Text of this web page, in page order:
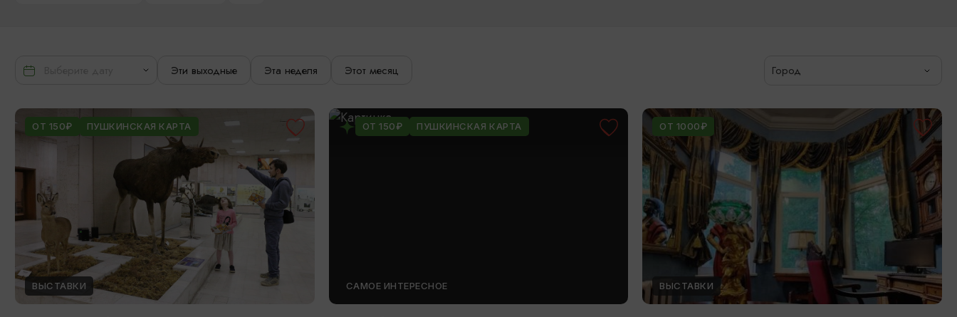
Эти выходные Эта неделя Этот месяц Город
ОТ 150₽ ПУШКИНСКАЯ КАРТА
ВЫСТАВКИ
ОТ 150₽ ПУШКИНСКАЯ КАРТА
САМОЕ ИНТЕРЕСНОЕ
ОТ 1000₽
ВЫСТАВКИ